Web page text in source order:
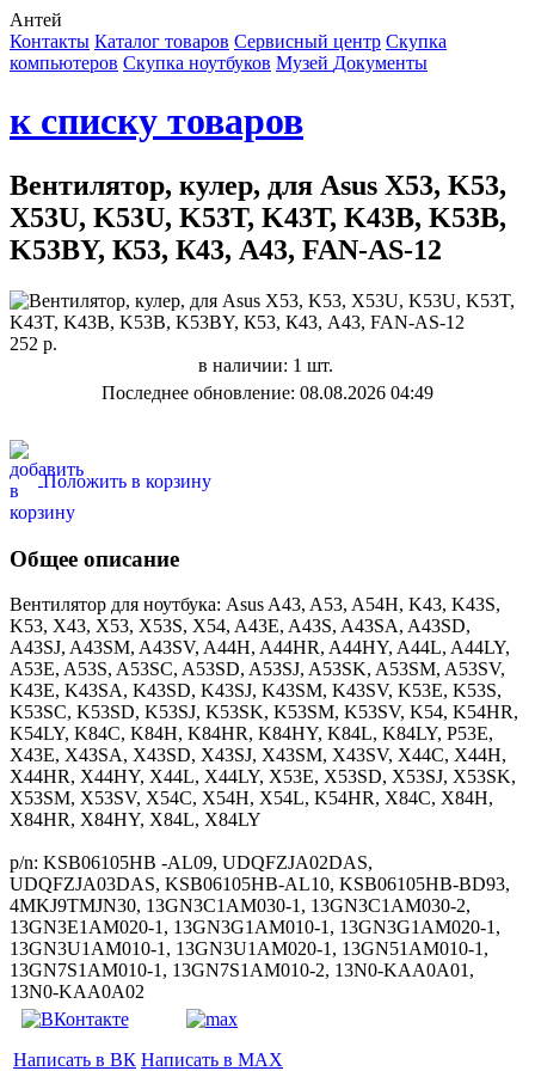
Антей
Контакты Каталог товаров Сервисный центр Cкупка
компьютеров Cкупка ноутбуков Музей Документы
к списку товаров
Вентилятор, кулер, для Asus X53, K53,
X53U, K53U, K53T, K43T, K43B, K53B,
K53BY, К53, К43, А43, FAN-AS-12
252 р.
в наличии: 1 шт.
Последнее обновление: 08.08.2026 04:49
Положить в корзину
Общее описание
Вентилятор для ноутбука: Asus A43, A53, A54H, K43, K43S,
K53, X43, X53, X53S, X54, A43E, A43S, A43SA, A43SD,
A43SJ, A43SM, A43SV, A44H, A44HR, A44HY, A44L, A44LY,
A53E, A53S, A53SC, A53SD, A53SJ, A53SK, A53SM, A53SV,
K43E, K43SA, K43SD, K43SJ, K43SM, K43SV, K53E, K53S,
K53SC, K53SD, K53SJ, K53SK, K53SM, K53SV, K54, K54HR,
K54LY, K84C, K84H, K84HR, K84HY, K84L, K84LY, P53E,
X43E, X43SA, X43SD, X43SJ, X43SM, X43SV, X44C, X44H,
X44HR, X44HY, X44L, X44LY, X53E, X53SD, X53SJ, X53SK,
X53SM, X53SV, X54C, X54H, X54L, K54HR, X84C, X84H,
X84HR, X84HY, X84L, X84LY
p/n: KSB06105HB -AL09, UDQFZJA02DAS,
UDQFZJA03DAS, KSB06105HB-AL10, KSB06105HB-BD93,
4MKJ9TMJN30, 13GN3C1AM030-1, 13GN3C1AM030-2,
13GN3E1AM020-1, 13GN3G1AM010-1, 13GN3G1AM020-1,
13GN3U1AM010-1, 13GN3U1AM020-1, 13GN51AM010-1,
13GN7S1AM010-1, 13GN7S1AM010-2, 13N0-KAA0A01,
13N0-KAA0A02
Написать в ВК Написать в MAX